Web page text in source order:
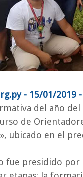
- 15/01/2019 -
del año del
de
ubicado en el
fue presidido por